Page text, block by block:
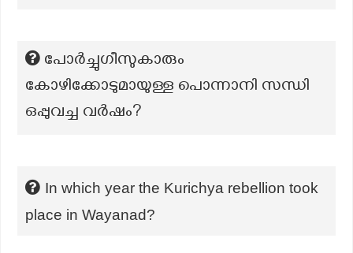
പോർച്ചുഗീസുകാരും
കോഴിക്കോടുമായുള്ള പൊന്നാനി സന്ധി
ഒപ്പുവച്ച വർഷം?
In which year the Kurichya rebellion took
place in Wayanad?